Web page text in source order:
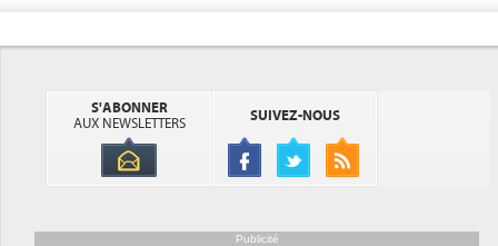
S'ABONNER
AUX NEWSLETTERS
SUIVEZ-NOUS
Publicité